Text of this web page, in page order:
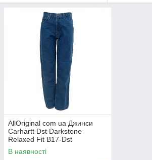
AllOriginal com ua Джинси
Carhartt Dst Darkstone
Relaxed Fit B17-Dst
(Оригінал) РОЗМІРИ
ЗАПИТУЙТЕ
В наявності